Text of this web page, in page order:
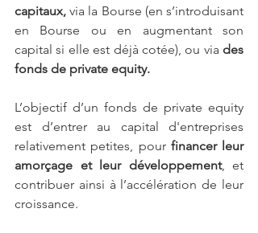
capitaux, via la Bourse (en s’introduisant
en Bourse ou en augmentant son
capital si elle est déjà cotée), ou via des
fonds de private equity.
L’objectif d’un fonds de private equity
est d’entrer au capital d'entreprises
relativement petites, pour financer leur
amorçage et leur développement, et
contribuer ainsi à l’accélération de leur
croissance.